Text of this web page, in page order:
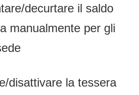
decurtare il saldo
manualmente per gli
disattivare la tessera